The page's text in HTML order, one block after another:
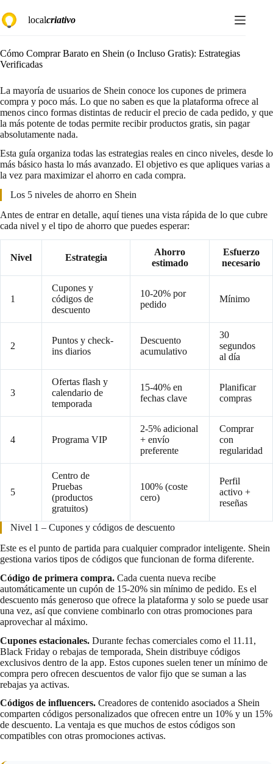
al
contenido
localcriativo
Cómo Comprar Barato en Shein (o Incluso Gratis): Estrategias
Verificadas
La mayoría de usuarios de Shein conoce los cupones de primera
compra y poco más. Lo que no saben es que la plataforma ofrece al
menos cinco formas distintas de reducir el precio de cada pedido, y que
la más potente de todas permite recibir productos gratis, sin pagar
absolutamente nada.
Esta guía organiza todas las estrategias reales en cinco niveles, desde lo
más básico hasta lo más avanzado. El objetivo es que apliques varias a
la vez para maximizar el ahorro en cada compra.
Los 5 niveles de ahorro en Shein
Antes de entrar en detalle, aquí tienes una vista rápida de lo que cubre
cada nivel y el tipo de ahorro que puedes esperar:
Nivel Estrategia
Ahorro
estimado
Esfuerzo
necesario
1
Cupones y
códigos de
descuento
10-20% por
pedido
Mínimo
2
Puntos y check-
ins diarios
Descuento
acumulativo
30
segundos
al día
3
Ofertas flash y
calendario de
temporada
15-40% en
fechas clave
Planificar
compras
4 Programa VIP
2-5% adicional
+ envío
preferente
Comprar
con
regularidad
5
Centro de
Pruebas
(productos
gratuitos)
100% (coste
cero)
Perfil
activo +
reseñas
Nivel 1 – Cupones y códigos de descuento
Este es el punto de partida para cualquier comprador inteligente. Shein
gestiona varios tipos de códigos que funcionan de forma diferente.
Código de primera compra. Cada cuenta nueva recibe
automáticamente un cupón de 15-20% sin mínimo de pedido. Es el
descuento más generoso que ofrece la plataforma y solo se puede usar
una vez, así que conviene combinarlo con otras promociones para
aprovechar al máximo.
Cupones estacionales. Durante fechas comerciales como el 11.11,
Black Friday o rebajas de temporada, Shein distribuye códigos
exclusivos dentro de la app. Estos cupones suelen tener un mínimo de
compra pero ofrecen descuentos de valor fijo que se suman a las
rebajas ya activas.
Códigos de influencers. Creadores de contenido asociados a Shein
comparten códigos personalizados que ofrecen entre un 10% y un 15%
de descuento. La ventaja es que muchos de estos códigos son
compatibles con otras promociones activas.